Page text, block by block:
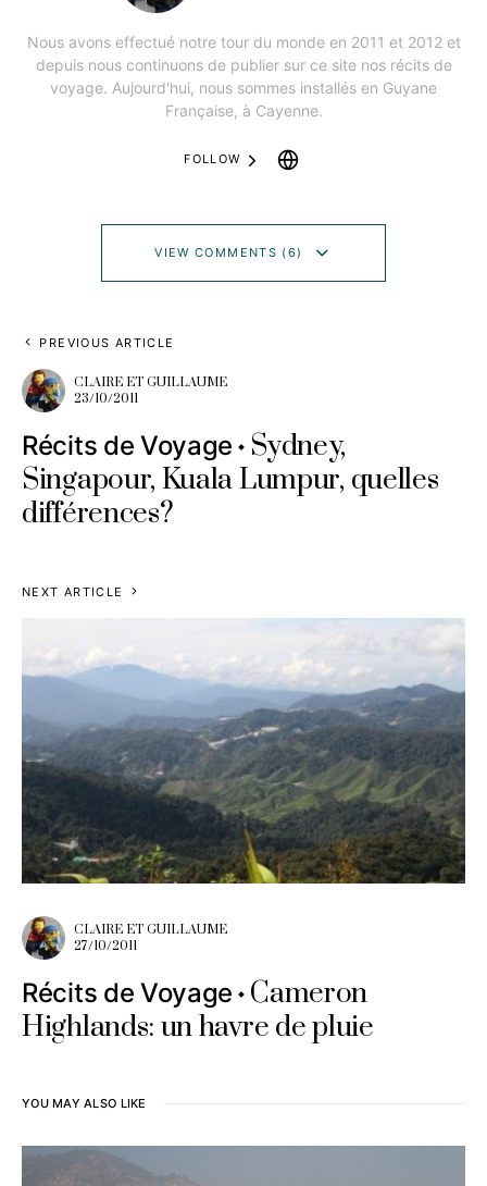
Nous avons effectué notre tour du monde en 2011 et 2012 et
depuis nous continuons de publier sur ce site nos récits de
voyage. Aujourd'hui, nous sommes installés en Guyane
Française, à Cayenne.
FOLLOW
VIEW COMMENTS (6)
PREVIOUS ARTICLE
CLAIRE ET GUILLAUME
23/10/2011
Récits de Voyage
Sydney,
Singapour, Kuala Lumpur, quelles
différences?
NEXT ARTICLE
CLAIRE ET GUILLAUME
27/10/2011
Récits de Voyage
Cameron
Highlands: un havre de pluie
YOU MAY ALSO LIKE